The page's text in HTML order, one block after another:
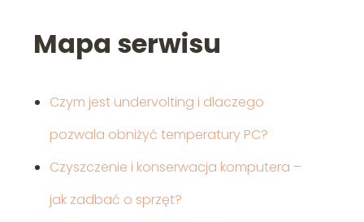
Mapa serwisu
Czym jest undervolting i dlaczego
pozwala obniżyć temperatury PC?
Czyszczenie i konserwacja komputera –
jak zadbać o sprzęt?